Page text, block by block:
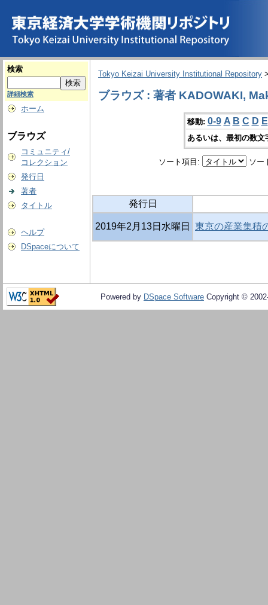
検索
詳細検索
ホーム
ブラウズ
コミュニティ/
コレクション
発行日
著者
タイトル
ヘルプ
DSpaceについて
Tokyo Keizai University Institutional Repository
ブラウズ : 著者 KADOWAKI,
移動: 0-9 A B C D E
あるいは、最初の数
ソート項目: ソー
発行日
2019年2月13日水曜日 東京の産業集積
Powered by DSpace Software Copyright ©